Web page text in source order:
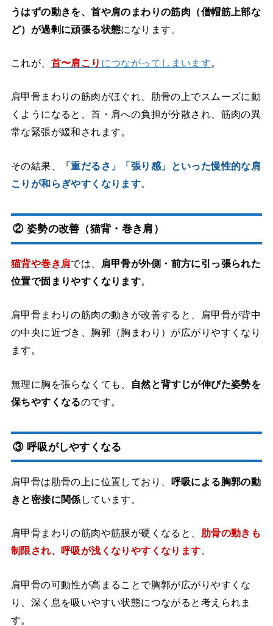
うはずの動きを、首や肩のまわりの筋肉（僧帽筋上部な
ど）が過剰に頑張る状態になります。
これが、 首〜肩こり につながってしまいます。
肩甲骨まわりの筋肉がほぐれ、肋骨の上でスムーズに動
くようになると、首・肩への負担が分散され、筋肉の異
常な緊張が緩和されます。
その結果、
「重だるさ」「張り感」といった慢性的な肩
こりが和らぎやすくなります。
② 姿勢の改善（猫背・巻き肩）
猫背や巻き肩では、
肩甲骨が外側・前方に引っ張られた
位置で固まりやすくなります。
肩甲骨まわりの筋肉の動きが改善すると、肩甲骨が背中
の中央に近づき、胸郭（胸まわり）が広がりやすくなり
ます。
無理に胸を張らなくても、
自然と背すじが伸びた姿勢を
保ちやすくなるのです。
③ 呼吸がしやすくなる
肩甲骨は肋骨の上に位置しており、 呼吸による胸郭の動
きと密接に関係 しています。
肩甲骨まわりの筋肉や筋膜が硬くなると、 肋骨の動きも
制限され、呼吸が浅くなりやすくなります。
肩甲骨の可動性が高まることで胸郭が広がりやすくな
り、深く息を吸いやすい状態につながると考えられま
す。